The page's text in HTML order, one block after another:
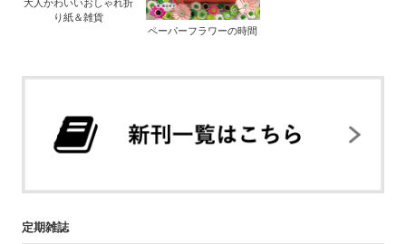
大人かわいいおしゃれ折
り紙＆雑貨
ペーパーフラワーの時間
定期雑誌